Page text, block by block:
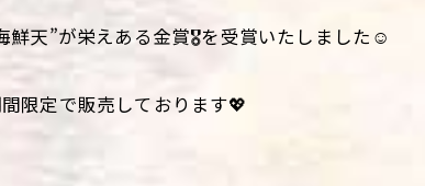
鮮天”が栄えある金賞🎖️を受賞いたしました☺️
限定で販売しております💖